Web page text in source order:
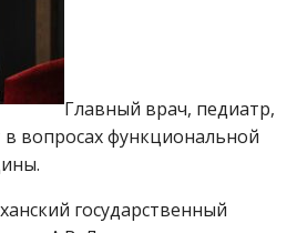
Главный врач, педиатр,
в вопросах функциональной
государственный